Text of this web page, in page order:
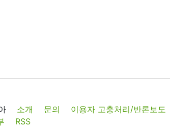
소개 문의 이용자 고충처리/반론보도
RSS